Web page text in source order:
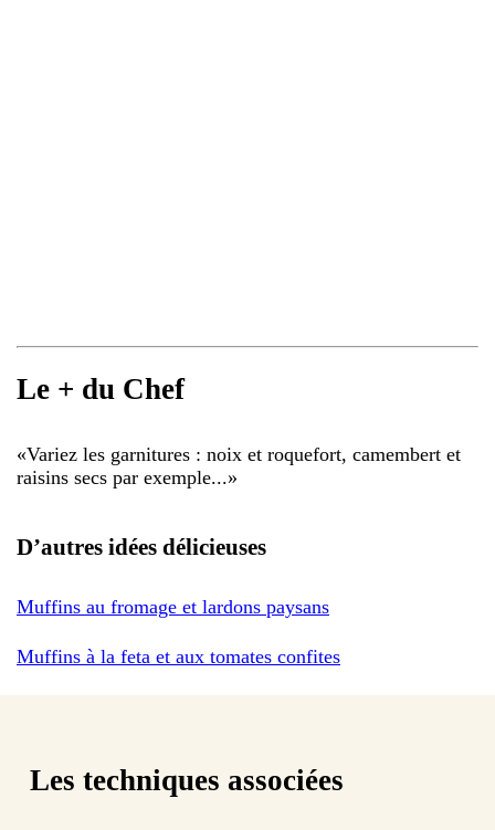
Le + du Chef
«Variez les garnitures : noix et roquefort, camembert et
raisins secs par exemple...»
D’autres idées délicieuses
Muffins au fromage et lardons paysans
Muffins à la feta et aux tomates confites
Les techniques associées